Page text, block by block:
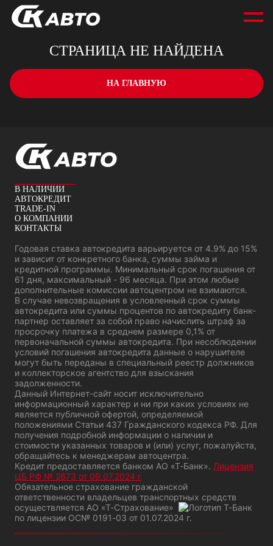
СТРАНИЦА НЕ НАЙДЕНА
НА ГЛАВНУЮ
В НАЛИЧИИ
АВТОКРЕДИТ
TRADE-IN
О КОМПАНИИ
КОНТАКТЫ
Годовая ставка автокредита варьируется от 4.9% до 15%
и зависит от конкретного банка, суммы займа и
кредитной программы. Минимальный срок погашения от
61 дня, максимальный - 96 месяца. При этом любые
дополнительные комиссии автоцентром не взимаются.
В случае невозвращения в условленный срок суммы
автокредита или суммы процентов по автокредиту банк-
партнер оставляет за собой право начислить штраф за
просрочку платежа в среднем размере 0,1% от
первоначальной суммы автокредита. При несоблюдении
условий погашения автокредита данные о нарушителе
могут быть переданы в специальный реестр должников
и коллекторское агентство для взыскания
задолженности.
Данный Интернет-сайт носит исключительно
информационный характер и ни при каких условиях не
является публичной офертой, определяемой
положениями Статьи 437 Гражданского кодекса РФ. Для
получения подробной информации о наличии и
стоимости указанных товаров и (или) услуг, пожалуйста,
обращайтесь к менеджерам автоцентра.
Кредит предоставляется банком АО «Т-Банк». Лицензия
ЦБ РФ № 2673 от 09.07.2024 г
Обязательное страхование гражданской
ответственности владельцев транспортных средств
осуществляется АО «Т-Страхование»
по лицензии ОС№ 0191-03 от 01.07.2024 г.